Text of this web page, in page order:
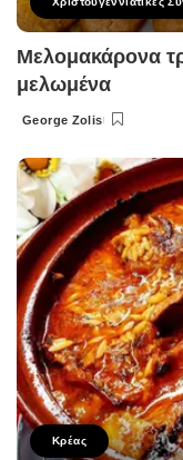
Μελομακάρονα
μελωμένα
Posted
George Zolis
Κρέας